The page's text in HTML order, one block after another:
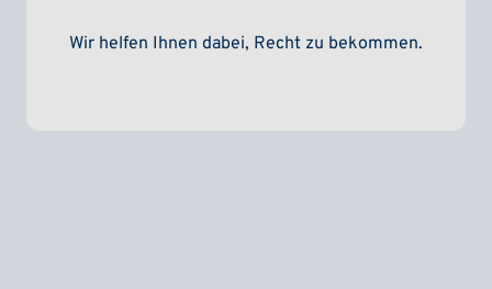
Wir helfen Ihnen dabei, Recht zu bekommen.